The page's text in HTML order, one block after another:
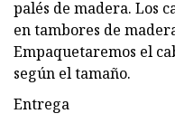
palés de madera. Los
en tambores de
Empaquetaremos el
según el tamaño.
Entrega